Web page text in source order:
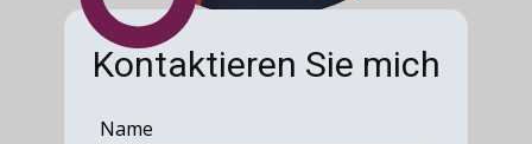
Kontaktieren Sie mich
Name